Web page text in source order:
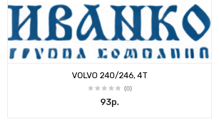
VOLVO 240/246, 4T
(0)
93р.